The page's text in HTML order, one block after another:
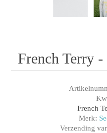
French Terry -
French
Merk:
Verzending